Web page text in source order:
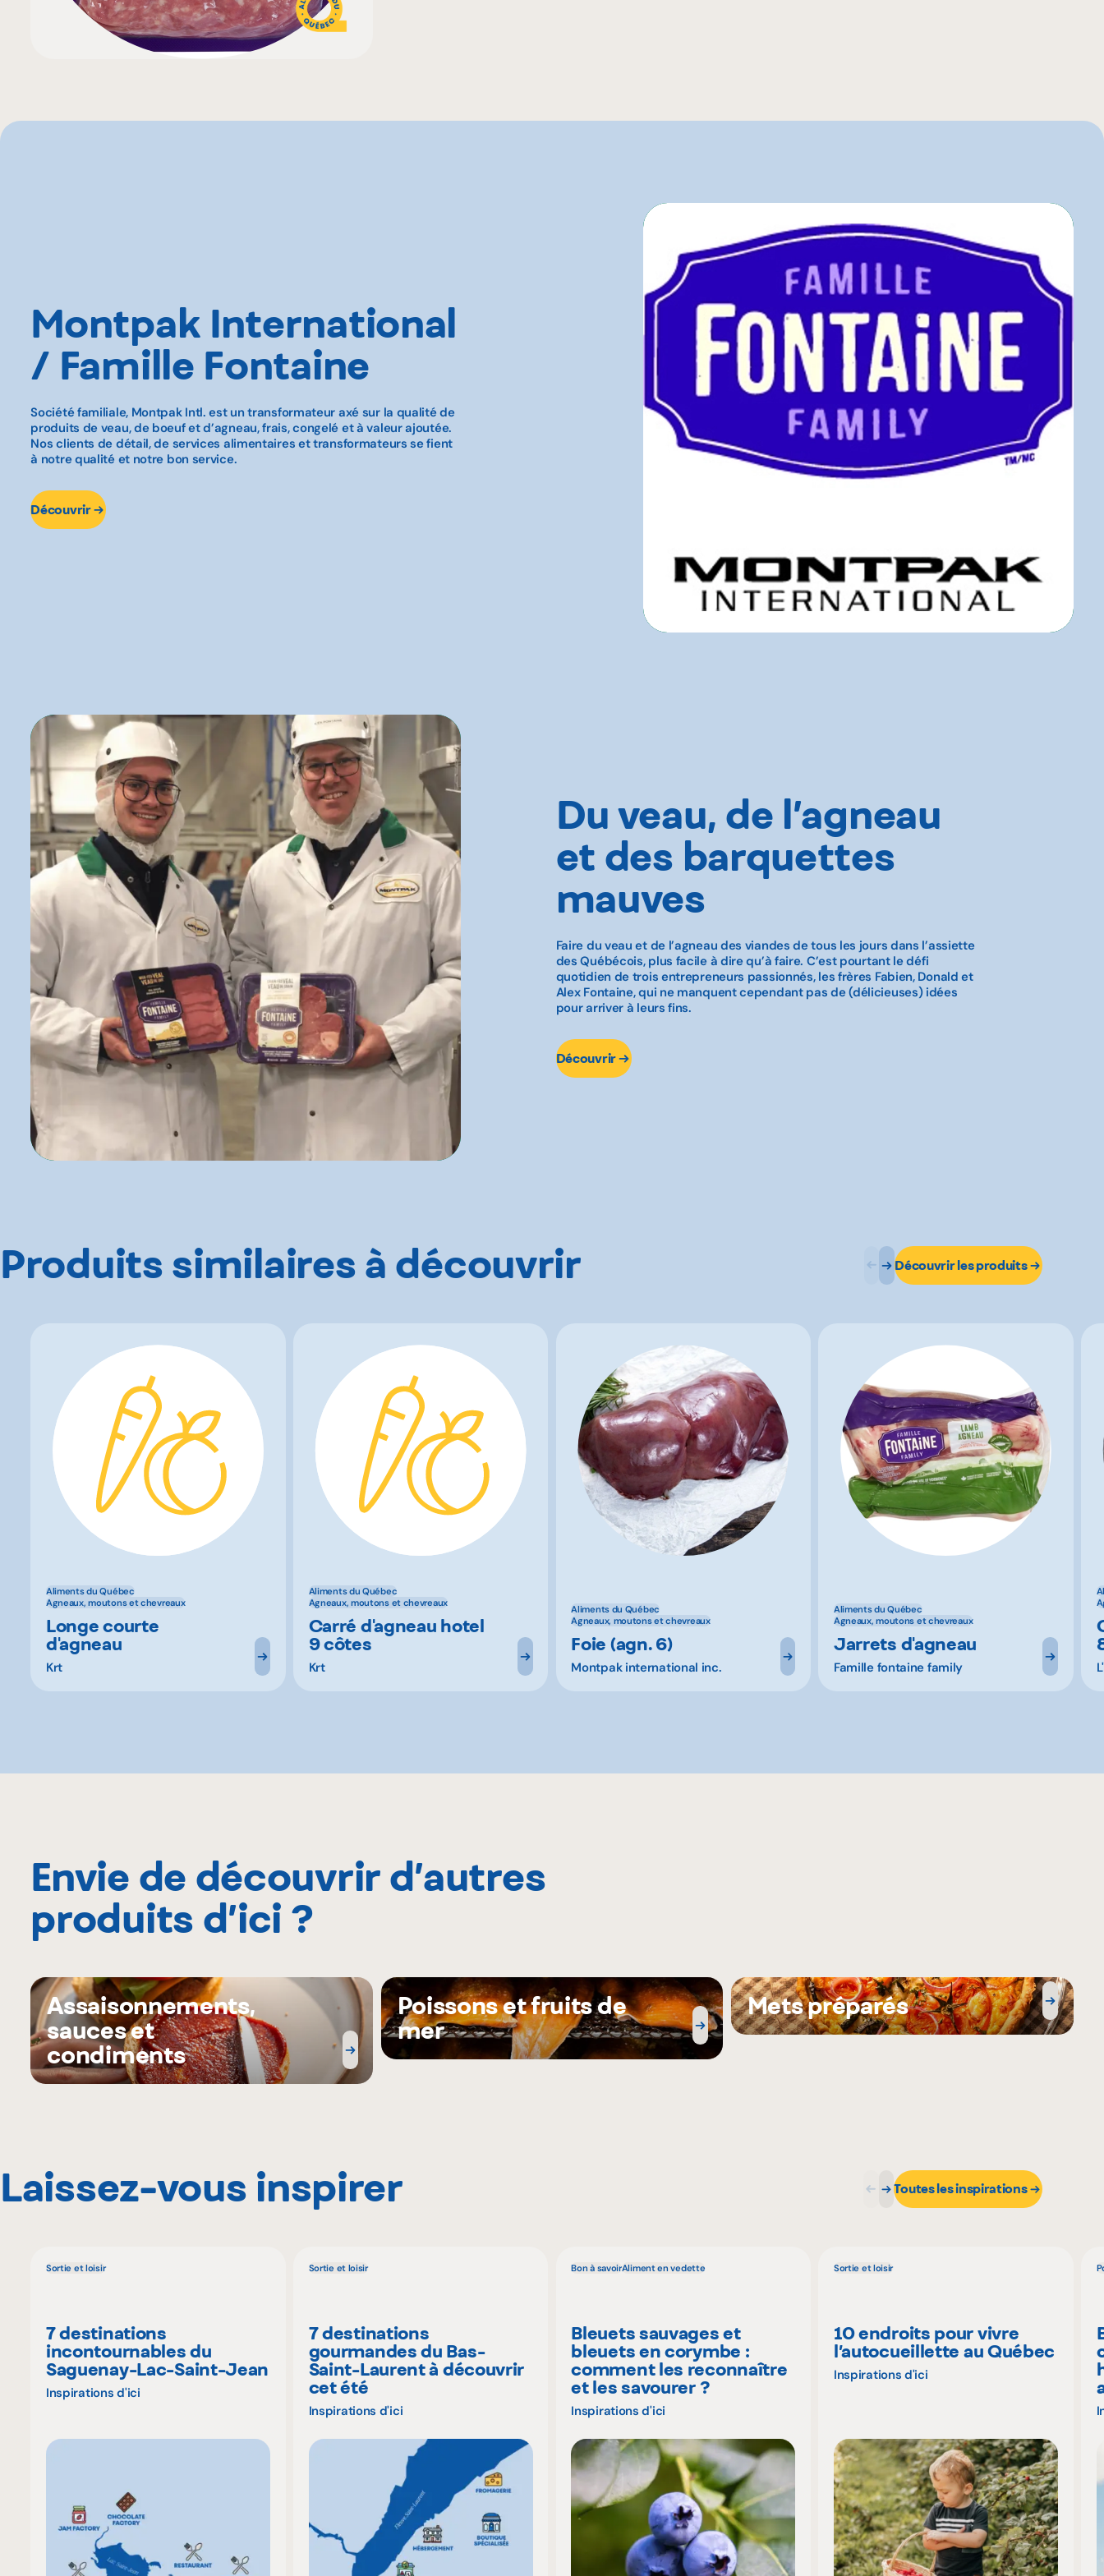
Montpak International
/ Famille Fontaine
Société familiale, Montpak Intl. est un transformateur axé sur la qualité de
produits de veau, de boeuf et d’agneau, frais, congelé et à valeur ajoutée.
Nos clients de détail, de services alimentaires et transformateurs se fient
à notre qualité et notre bon service.
Découvrir
Du veau, de l’agneau
et des barquettes
mauves
Faire du veau et de l’agneau des viandes de tous les jours dans l’assiette
des Québécois, plus facile à dire qu’à faire. C’est pourtant le défi
quotidien de trois entrepreneurs passionnés, les frères Fabien, Donald et
Alex Fontaine, qui ne manquent cependant pas de (délicieuses) idées
pour arriver à leurs fins.
Découvrir
Produits similaires à découvrir Découvrir les produits
Aliments du Québec
Agneaux, moutons et chevreaux
Longe courte
d'agneau
Krt
Aliments du Québec
Agneaux, moutons et chevreaux
Carré d'agneau hotel
9 côtes
Krt
Aliments du Québec
Agneaux, moutons et chevreaux
Foie (agn. 6)
Montpak international inc.
Aliments du Québec
Agneaux, moutons et chevreaux
Jarrets d'agneau
Famille fontaine family
Envie de découvrir d’autres
produits d’ici ?
Assaisonnements,
sauces et
condiments
Poissons et fruits de
mer
Mets préparés
Laissez-vous inspirer Toutes les inspirations
Sortie et loisir
7 destinations
incontournables du
Saguenay-Lac-Saint-Jean
Inspirations d'ici
Sortie et loisir
7 destinations
gourmandes du Bas-
Saint-Laurent à découvrir
cet été
Inspirations d'ici
Bon à savoirAliment en vedette
Bleuets sauvages et
bleuets en corymbe :
comment les reconnaître
et les savourer ?
Inspirations d'ici
Sortie et loisir
10 endroits pour vivre
l’autocueillette au Québec
Inspirations d'ici